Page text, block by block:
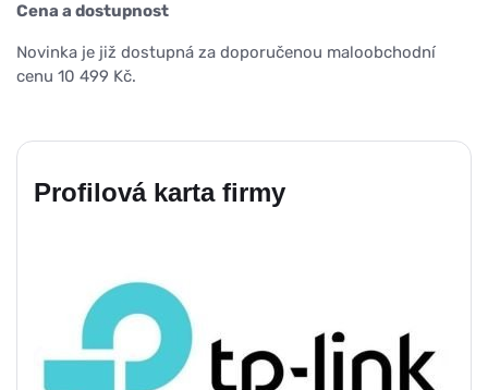
Cena a dostupnost
Novinka je již dostupná za doporučenou maloobchodní
cenu 10 499 Kč.
Profilová karta firmy